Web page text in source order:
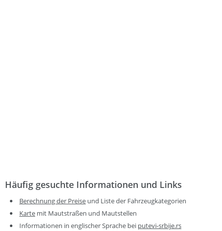
Häufig gesuchte Informationen und Links
Berechnung der Preise und Liste der Fahrzeugkategorien
Karte mit Mautstraßen und Mautstellen
Informationen in englischer Sprache bei putevi-srbije.rs